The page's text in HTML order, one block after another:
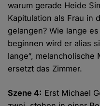
warum gerade Heide
Kapitulation als Frau in
gelangen? Wie lange
beginnen wird er alias
lange“,
ersetzt das Zimmer.
Szene 4: Erst Michael